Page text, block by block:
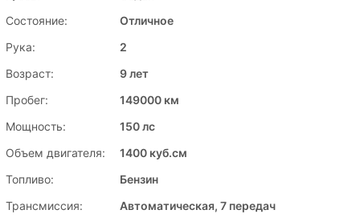
Состояние:
Отличное
Рука:
2
Возраст:
9 лет
Пробег:
149000 км
Мощность:
150 лс
Объем двигателя:
1400 куб.см
Топливо:
Бензин
Трансмиссия:
Автоматическая, 7 передач